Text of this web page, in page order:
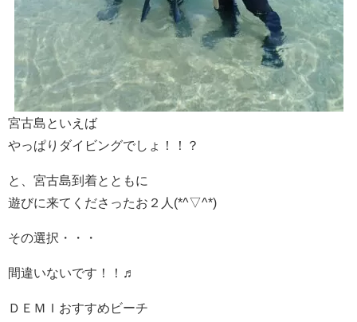
宮古島といえば
やっぱりダイビングでしょ！！？
と、宮古島到着とともに
遊びに来てくださったお２人(*^▽^*)
その選択・・・
間違いないです！！♬
ＤＥＭＩおすすめビーチ